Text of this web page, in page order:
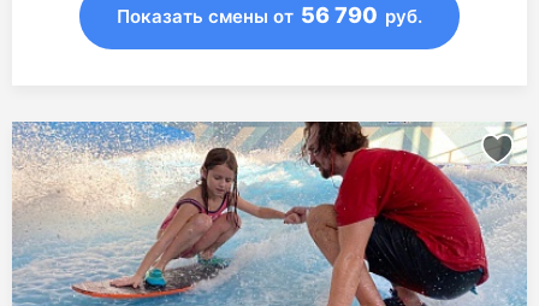
Показать смены от 56 790 руб.